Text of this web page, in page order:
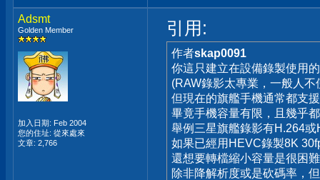
Adsmt
Golden Member
加入日期: Feb 2004
您的住址: 從來處來
文章: 2,766
引用:
作者skap0091
你這只建立在設備錄製使用
(RAW錄影太專業，一般人不
但現在的旗艦手機通常都支
畢竟手機容量有限，且幾乎
舉例三星旗艦錄影有H.264
如果已經用HEVC錄製8K
還想要轉檔縮小容量是很困
除非降解析度或是砍碼率，